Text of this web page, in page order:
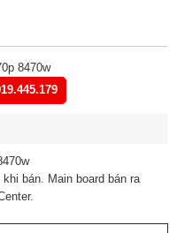
8470w
bán. Main board bán ra